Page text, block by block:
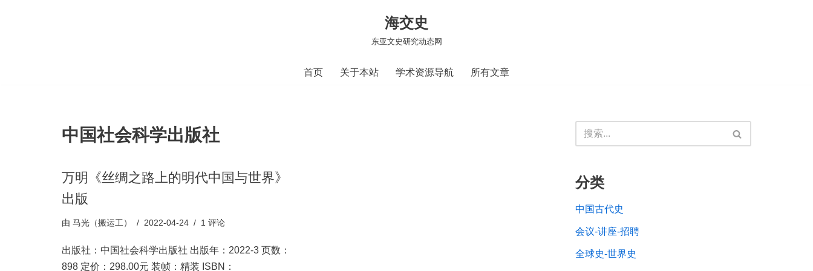
海交史
东亚文史研究动态网
首页 关于本站 学术资源导航 所有文章
中国社会科学出版社
万明《丝绸之路上的明代中国与世界》
出版
由 马光（搬运工） 2022-04-24 1 评论
出版社：中国社会科学出版社 出版年：2022-3 页数：
898 定价：298.00元 装帧：精装 ISBN：
分类
中国古代史
会议-讲座-招聘
全球史-世界史